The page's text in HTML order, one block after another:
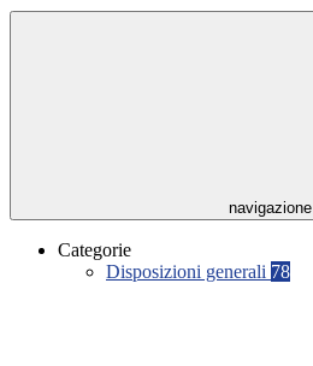
navigazione
Categorie
Disposizioni generali 78